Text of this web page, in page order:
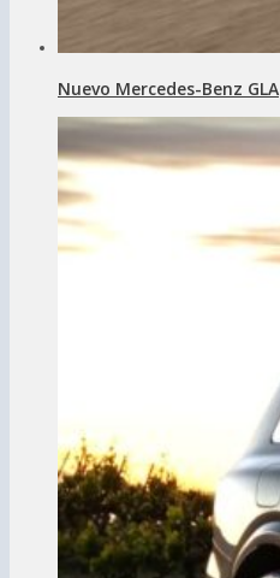
Nuevo Mercedes-Benz GLA